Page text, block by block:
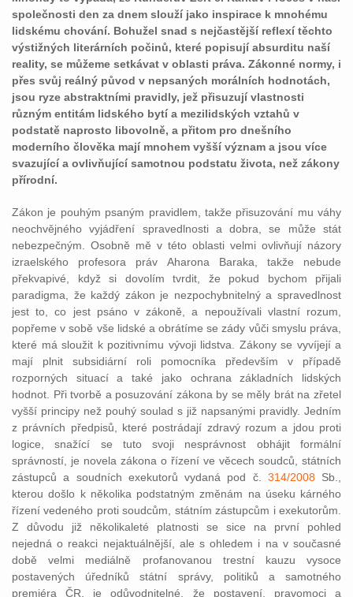
společnosti den za dnem slouží jako inspirace k mnohému
lidskému chování. Bohužel snad s nejčastější reflexí těchto
výstižných literárních počinů, které popisují absurditu naší
reality, se můžeme setkávat v oblasti práva. Zákonné normy, i
přes svůj reálný původ v nepsaných morálních hodnotách,
jsou ryze abstraktními pravidly, jež přisuzují vlastnosti
různým entitám lidského bytí a mezilidských vztahů v
podstatě naprosto libovolně, a přitom pro dnešního
moderního člověka mají mnohem vyšší význam a jsou více
svazující a ovlivňující samotnou podstatu života, než zákony
přírodní.
Zákon je pouhým psaným pravidlem, takže přisuzování mu váhy
neochvějného vyjádření spravedlnosti a dobra, se může stát
nebezpečným. Osobně mě v této oblasti velmi ovlivňují názory
izraelského profesora práv Aharona Baraka, takže nebude
překvapivé, když si dovolím tvrdit, že pokud bychom přijali
paradigma, že každý zákon je nezpochybnitelný a spravedlnost
jest to, co jest psáno v zákoně, a nepoužívali vlastní rozum,
popřeme v sobě vše lidské a obrátíme se zády vůči smyslu práva,
které má sloužit k pozitivnímu vývoji lidstva. Zákony se vyvíjejí a
mají plnit subsidiární roli pomocníka především v případě
rozporných situací a také jako ochrana základních lidských
hodnot. Při tvorbě a posuzování zákona by se měly brát na zřetel
vyšší principy než pouhý soulad s již napsanými pravidly. Jedním
z právních předpisů, které postrádají zdravý rozum a jdou proti
logice, snažící se tuto svoji nesprávnost obhájit formální
správností, je novela zákona o řízení ve věcech soudců, státních
zástupců a soudních exekutorů vydaná pod č. 314/2008Sb.,
kterou došlo k několika podstatným změnám na úseku kárného
řízení vedeného proti soudcům, státním zástupcům i exekutorům.
Z důvodu již několikaleté platnosti se sice na první pohled
nejedná o reakci nejaktuálnější, ale s ohledem i na v současné
době velmi mediálně profanovanou trestní kauzu vysoce
postavených úředníků státní správy, politiků a samotného
premiéra ČR, je odůvodnitelné, že postavení, pravomoci a